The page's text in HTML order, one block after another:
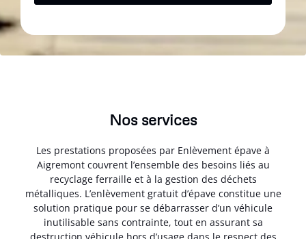
Nos services
Les prestations proposées par Enlèvement épave à
Aigremont couvrent l’ensemble des besoins liés au
recyclage ferraille et à la gestion des déchets
métalliques. L’enlèvement gratuit d’épave constitue une
solution pratique pour se débarrasser d’un véhicule
inutilisable sans contrainte, tout en assurant sa